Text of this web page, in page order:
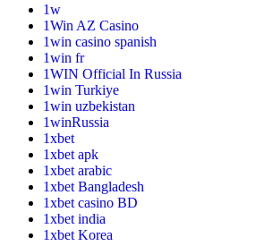
1w
1Win AZ Casino
1win casino spanish
1win fr
1WIN Official In Russia
1win Turkiye
1win uzbekistan
1winRussia
1xbet
1xbet apk
1xbet arabic
1xbet Bangladesh
1xbet casino BD
1xbet india
1xbet Korea